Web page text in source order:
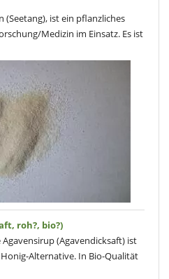
(Seetang), ist ein pflanzliches
Medizin im Einsatz. Es ist
roh?, bio?)
(Agavendicksaft) ist
Alternative. In Bio-Qualität